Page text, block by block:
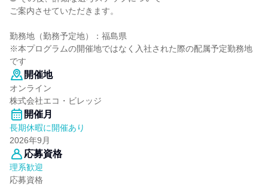
ご案内させていただきます。
勤務地（勤務予定地）：福島県
※本プログラムの開催地ではなく入社された際の配属予定勤務地
です
開催地
オンライン
株式会社エコ・ビレッジ
開催月
長期休暇に開催あり
2026年9月
応募資格
理系歓迎
応募資格